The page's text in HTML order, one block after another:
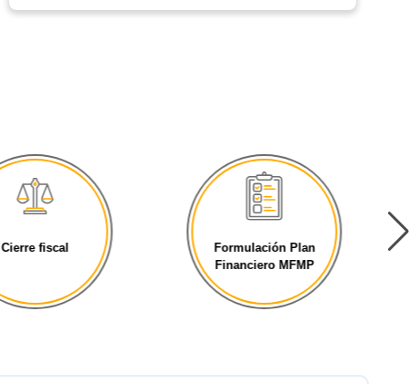
Cierre fiscal
Formulación Plan
Financiero MFMP